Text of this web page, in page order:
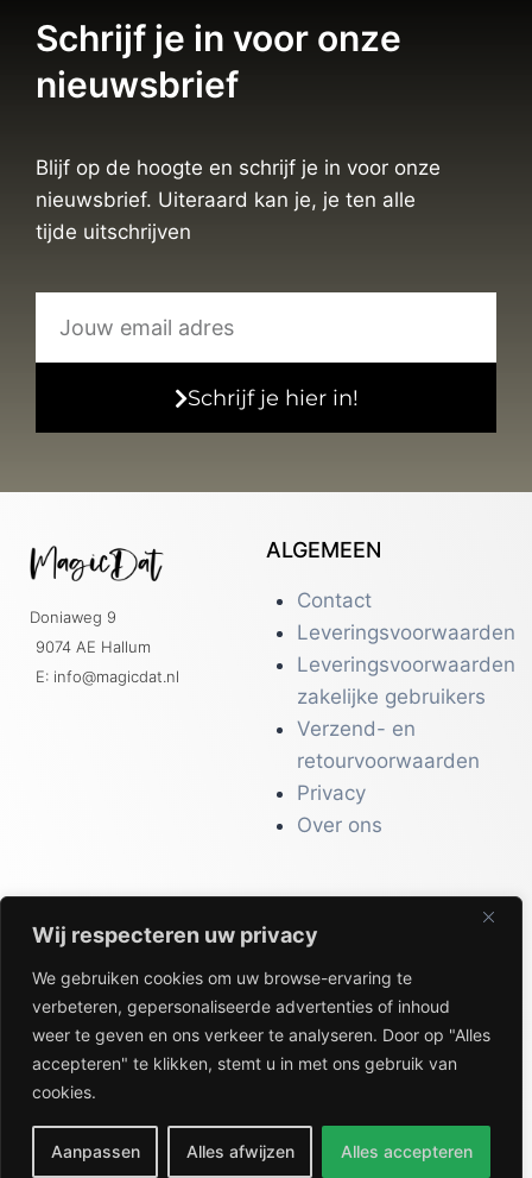
Wij respecteren uw privacy
We gebruiken cookies om uw browse-ervaring te
verbeteren, gepersonaliseerde advertenties of inhoud
weer te geven en ons verkeer te analyseren. Door op "Alles
accepteren" te klikken, stemt u in met ons gebruik van
cookies.
Aanpassen Alles afwijzen Alles accepteren
Schrijf je in voor onze
nieuwsbrief
Blijf op de hoogte en schrijf je in voor onze
nieuwsbrief. Uiteraard kan je, je ten alle
tijde uitschrijven
Schrijf je hier in!
Doniaweg 9
9074 AE Hallum
E: info@magicdat.nl
ALGEMEEN
Contact
Leveringsvoorwaarden
Leveringsvoorwaarden
zakelijke gebruikers
Verzend- en
retourvoorwaarden
Privacy
Over ons
CATALOGI
Workwear &
Veiligheid
Kantoor & Receptie
Gezondheid & Beauty
Keuken & Horeca